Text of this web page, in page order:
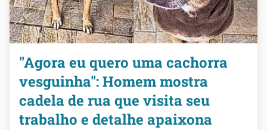
"Agora eu quero uma cachorra
vesguinha": Homem mostra
cadela de rua que visita seu
trabalho e detalhe apaixona